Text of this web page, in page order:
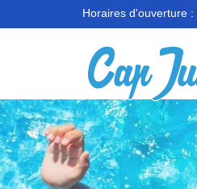
Horaires d'ouverture :